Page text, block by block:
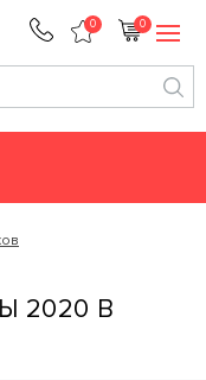
0 0
2020 В